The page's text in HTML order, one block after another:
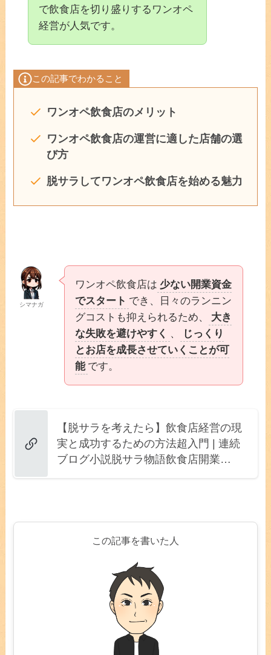
で飲食店を切り盛りするワンオペ
経営が人気です。
この記事でわかること
ワンオペ飲食店のメリット
ワンオペ飲食店の運営に適した店舗の選
び方
脱サラしてワンオペ飲食店を始める魅力
シマナガ
ワンオペ飲食店は 少ない開業資金
でスタート でき、日々のランニン
グコストも抑えられるため、
大き
な失敗を避けやすく 、
じっくり
とお店を成長させていくことが可
能 です。
【脱サラを考えたら】飲食店経営の現
実と成功するための方法超入門 | 連続
ブログ小説脱サラ物語飲食店開業…
この記事を書いた人